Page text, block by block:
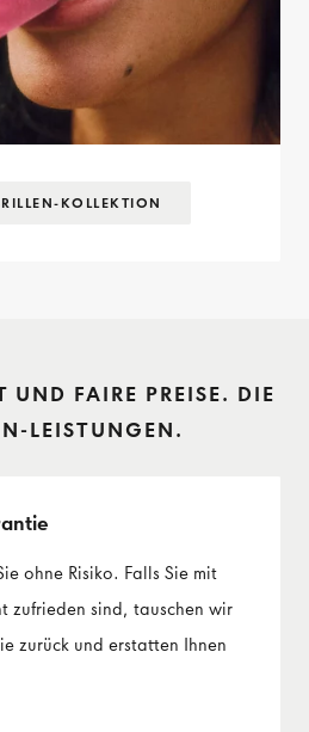
KOLLEKTION
UND FAIRE PREISE. DIE
LEISTUNGEN.
ohne Risiko. Falls Sie mit
zufrieden sind, tauschen wir
zurück und erstatten Ihnen